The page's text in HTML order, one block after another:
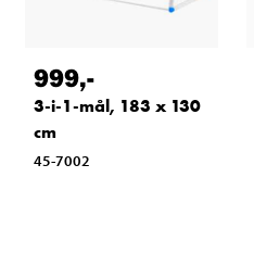
999,-
3-i-1-mål, 183 x 130
cm
45-7002